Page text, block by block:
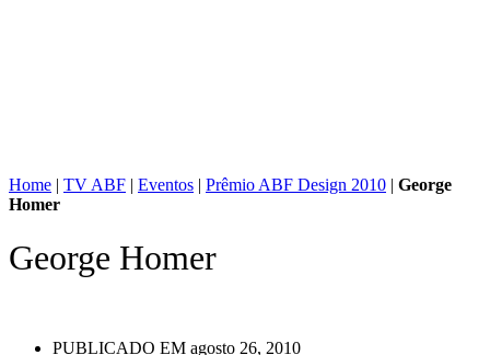
Home | TV ABF | Eventos | Prêmio ABF Design 2010 | George
Homer
George Homer
PUBLICADO EM agosto 26, 2010